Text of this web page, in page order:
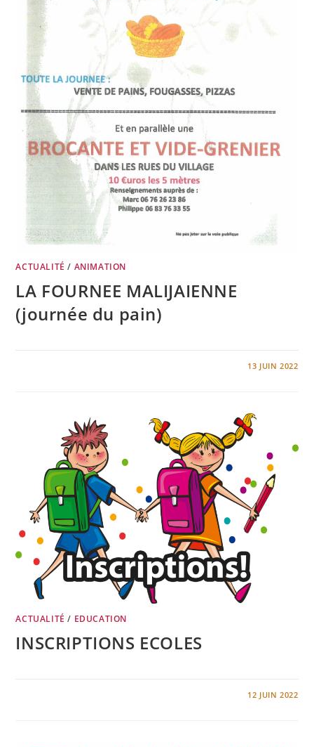
ACTUALITÉ / ANIMATION
LA FOURNEE MALIJAIENNE
(journée du pain)
13 JUIN 2022
ACTUALITÉ / EDUCATION
INSCRIPTIONS ECOLES
12 JUIN 2022